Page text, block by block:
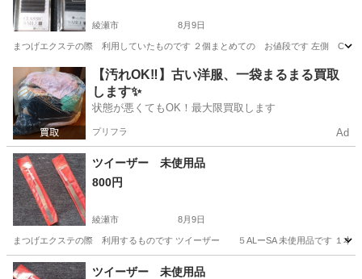
綾瀬市 8月9日
まつげエクステの際 利用していたものです ２個まとめての お値段です 左側
神奈川 綾瀬市 その他 エクステ
【汚れOK‼️】古い洋服、一袋まるまる買取
します✨
状態が悪くてもOK！最大限買取します
プリフラ Ad
ツイーザー 未使用品
800円
綾瀬市 8月9日
まつげエクステの際 利用するものです ツイーザー ５ALーSA 未使用品です １本
神奈川 綾瀬市 その他 まつげエクステ
ツイーザー 未使用品